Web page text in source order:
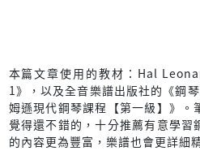
本篇文章使用的教材：Hal
1》，以及全音樂譜出版社的《鋼
姆遜現代鋼琴課程【第一級】》。
覺得還不錯的，十分推薦有意學習
的內容更為豐富，樂譜也會更詳細